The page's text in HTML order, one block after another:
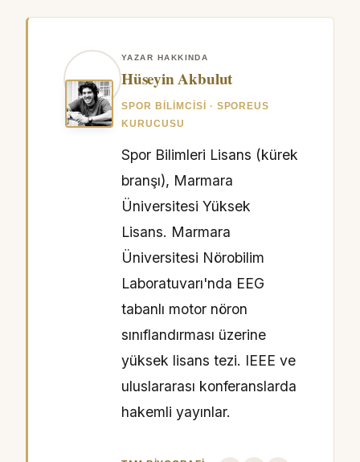
YAZAR HAKKINDA
Hüseyin Akbulut
SPOR BILIMCISI · SPOREUS
KURUCUSU
Spor Bilimleri Lisans (kürek
branşı), Marmara
Üniversitesi Yüksek
Lisans. Marmara
Üniversitesi Nörobilim
Laboratuvarı'nda EEG
tabanlı motor nöron
sınıflandırması üzerine
yüksek lisans tezi. IEEE ve
uluslararası konferanslarda
hakemli yayınlar.